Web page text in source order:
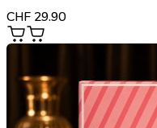
CHF 29.90